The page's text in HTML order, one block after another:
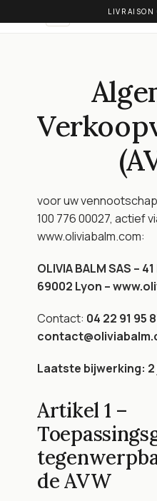
LIVRAISON
voor uw vennootschap
100 776 00027, actief
www.oliviabalm.com:
OLIVIA BALM SAS –
69002 Lyon –
Contact: 04 22 91 95
Laatste bijwerking: 2
Artikel 1 –
de AVW